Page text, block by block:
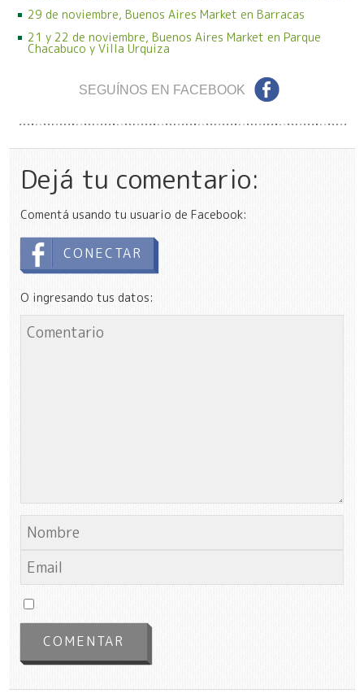
29 de noviembre, Buenos Aires Market en Barracas
21 y 22 de noviembre, Buenos Aires Market en Parque
Chacabuco y Villa Urquiza
SEGUÍNOS EN FACEBOOK
Dejá tu comentario:
Comentá usando tu usuario de Facebook:
CONECTAR
O ingresando tus datos: